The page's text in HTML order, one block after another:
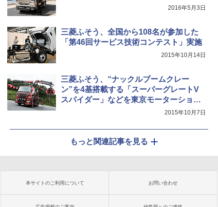
2016年5月3日
三菱ふそう、全国から108名が参加した
「第46回サービス技術コンテスト」実施
2015年10月14日
三菱ふそう、“ナックルブームクレー
ン”を4基搭載する「スーパーグレートV
スパイダー」などを東京モーターショー2
2015年10月7日
もっと関連記事を見る
本サイトのご利用について お問い合わせ